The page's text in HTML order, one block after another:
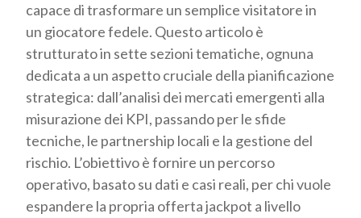
capace di trasformare un semplice visitatore in
un giocatore fedele. Questo articolo è
strutturato in sette sezioni tematiche, ognuna
dedicata a un aspetto cruciale della pianificazione
strategica: dall’analisi dei mercati emergenti alla
misurazione dei KPI, passando per le sfide
tecniche, le partnership locali e la gestione del
rischio. L’obiettivo è fornire un percorso
operativo, basato su dati e casi reali, per chi vuole
espandere la propria offerta jackpot a livello